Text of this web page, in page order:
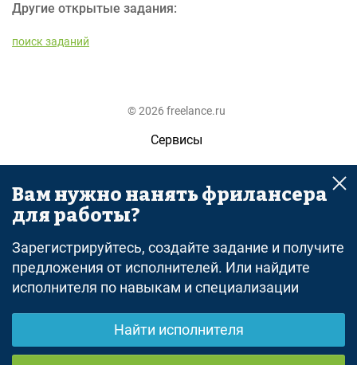
Другие открытые задания:
поиск заданий
© 2026 freelance.ru
Сервисы
Помощь
Поиск
Оферта
Политика конфиденциальности
Дисклеймер о ЗоЗПП
Отказ от ответственности
Вам нужно нанять фрилансера
для работы?
Зарегистрируйтесь, создайте задание и получите
предложения от исполнителей. Или найдите
исполнителя по навыкам и специализации
Найти исполнителя